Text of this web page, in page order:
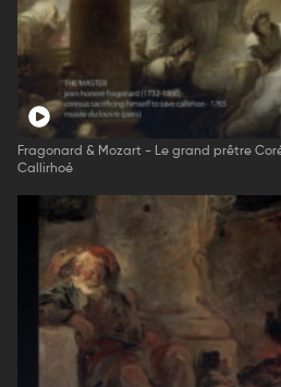
Fragonard & Mozart - Le grand prêtre
Callirhoé